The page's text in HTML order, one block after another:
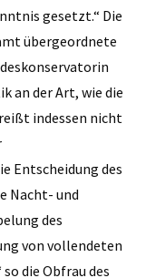
gesetzt.“ Die
übergeordnete
an der Art, wie die
indessen nicht
Entscheidung des
Nacht- und
des
von vollendeten
die Obfrau des